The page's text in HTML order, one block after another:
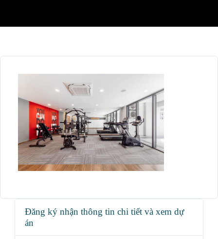
Đăng ký nhận thông tin chi tiết và xem dự
án